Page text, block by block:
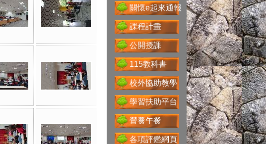
關懷e起來通報
課程計畫
公開授課
115教科書
校外協助教學
學習扶助平台
營養午餐
各項評鑑網頁
送子鳥資訊服務
Google For
性別主流化專區